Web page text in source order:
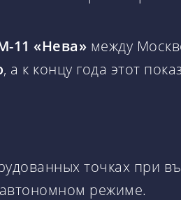
11 «Нева» между
, а к концу года этот
точках при
режиме.